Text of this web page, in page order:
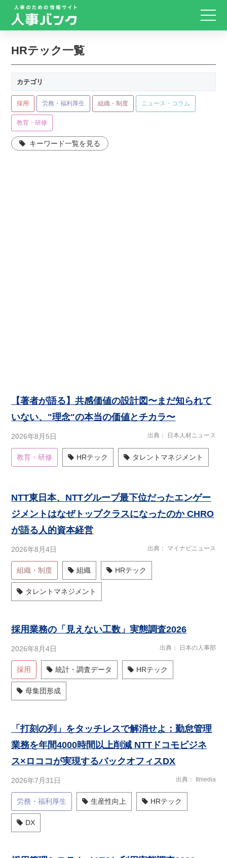
HRテック一覧
カテゴリ
採用 労務・福利厚生 組織・制度 ニュース・コラム
教育・研修
キーワード一覧を見る
【著者が語る】共感価値の設計図〜まだ知られて
いない、"理念"の本当の価値とチカラ〜
2026年8月5日 出典 日本人材ニュース
教育・研修 HRテック タレントマネジメント
NTT東日本、NTTグループ最下位だったエンゲー
ジメントはなぜトップクラスになったのか CHRO
が語る人的資本経営
2026年8月4日 出典 マイナビニュース
組織・制度 組織 HRテック
タレントマネジメント
採用業務の「見えない工数」実態調査2026
2026年8月4日 出典 日本の人事部
採用 統計・調査データ HRテック
母集団形成
「打刻の列」をタッチレスで解消せよ：勤怠管理
業務を年間4000時間以上削減 NTTドコモビジネ
ス×ロココが実現するバックオフィスDX
2026年7月31日 出典 Itmedia
労務・福利厚生 生産性向上 HRテック
DX